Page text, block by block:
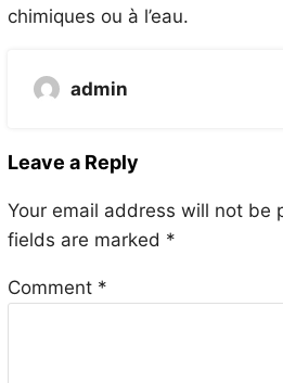
chimiques ou à l’eau.
admin
Leave a Reply
Your email address will not be
fields are marked *
Comment *